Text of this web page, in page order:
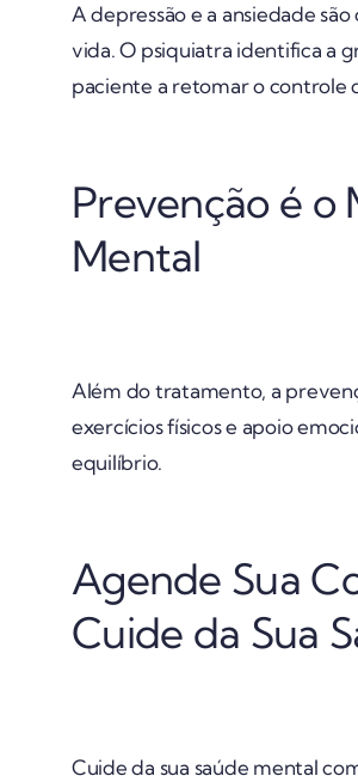
A depressão e a ansiedade
vida. O psiquiatra identifica a
paciente a retomar o controle
Prevenção é o
Mental
Além do tratamento, a
exercícios físicos e apoio
equilíbrio.
Agende Sua
Cuide da Sua
Cuide da sua saúde mental